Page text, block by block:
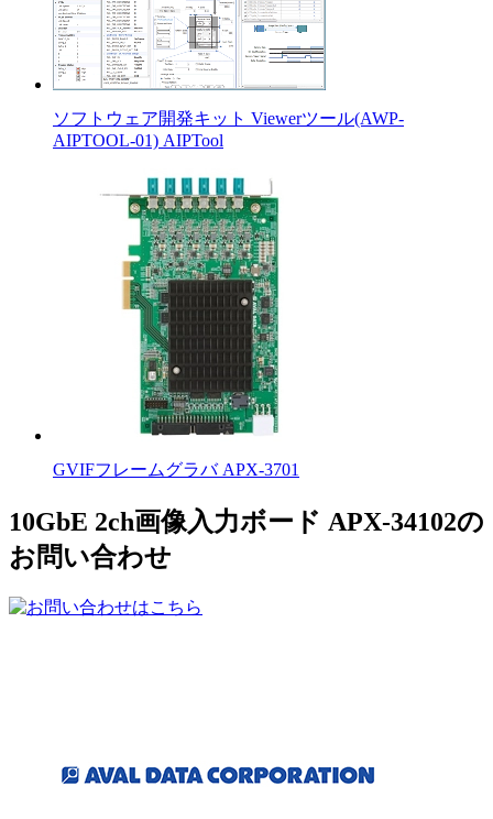
ソフトウェア開発キット Viewerツール(AWP-
AIPTOOL-01) AIPTool
GVIFフレームグラバ APX-3701
10GbE 2ch画像入力ボード APX-34102の
お問い合わせ